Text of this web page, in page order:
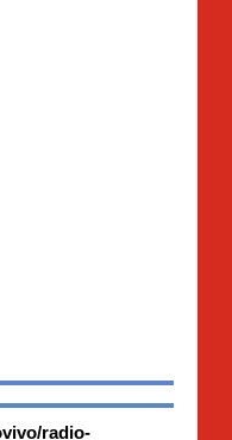
radio-